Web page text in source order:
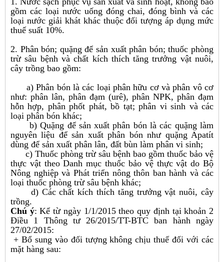
gồm các loại nước uống đóng chai, đóng bình và các
loại nước giải khát khác thuộc đối tượng áp dụng mức
thuế suất 10%.
2. Phân bón; quặng để sản xuất phân bón; thuốc phòng
trừ sâu bệnh và chất kích thích tăng trưởng vật nuôi,
cây trồng bao gồm:
a) Phân bón là các loại phân hữu cơ và phân vô cơ
như: phân lân, phân đạm (urê), phân NPK, phân đạm
hỗn hợp, phân phốt phát, bồ tạt; phân vi sinh và các
loại phân bón khác;
b) Quặng để sản xuất phân bón là các quặng làm
nguyên liệu để sản xuất phân bón như quặng Apatít
dùng để sản xuất phân lân, đất bùn làm phân vi sinh;
c) Thuốc phòng trừ sâu bệnh bao gồm thuốc bảo vệ
thực vật theo Danh mục thuốc bảo vệ thực vật do Bộ
Nông nghiệp và Phát triển nông thôn ban hành và các
loại thuốc phòng trừ sâu bệnh khác;
d) Các chất kích thích tăng trưởng vật nuôi, cây
trồng.
Chú ý: Kể từ ngày 1/1/2015 theo quy định tại khoản 2
Điều 1 Thông tư 26/2015/TT-BTC ban hành ngày
27/02/2015:
+ Bổ sung vào đối tượng không chịu thuế đối với các
mặt hàng sau: